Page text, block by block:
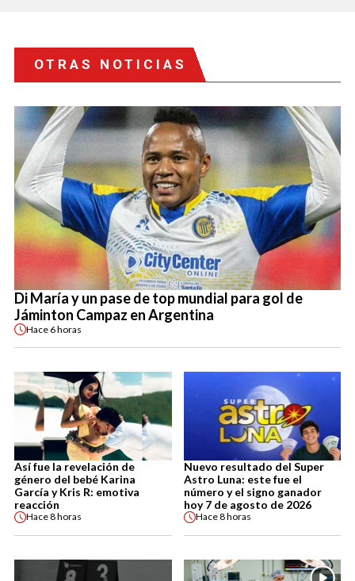
OTRAS NOTICIAS
Di María y un pase de top mundial para gol de
Jáminton Campaz en Argentina
Hace 6 horas
Así fue la revelación de
género del bebé Karina
García y Kris R: emotiva
reacción
Hace8 horas
Nuevo resultado del Super
Astro Luna: este fue el
número y el signo ganador
hoy 7 de agosto de 2026
Hace8 horas